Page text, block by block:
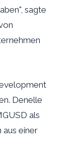
sagte
Denelle
als
aus einer